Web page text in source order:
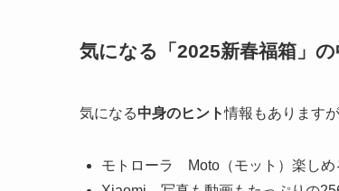
気になる「2025新春福箱」の
気になる中身のヒント情報もあります
モトローラ Moto（モット）楽しめ